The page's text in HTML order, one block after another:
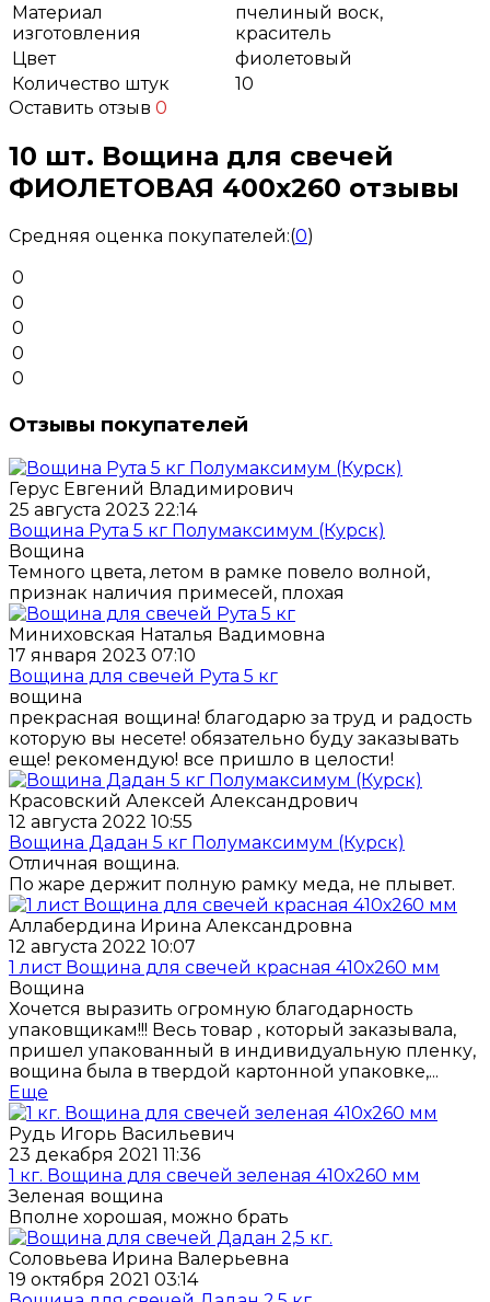
Материал
изготовления
пчелиный воск,
краситель
Цвет
фиолетовый
Количество штук
10
Оставить отзыв 0
10 шт. Вощина для свечей
ФИОЛЕТОВАЯ 400х260 отзывы
Средняя оценка покупателей:(0)
0
0
0
0
0
Отзывы покупателей
Герус Евгений Владимирович
25 августа 2023 22:14
Вощина Рута 5 кг Полумаксимум (Курск)
Вощина
Темного цвета, летом в рамке повело волной,
признак наличия примесей, плохая
Миниховская Наталья Вадимовна
17 января 2023 07:10
Вощина для свечей Рута 5 кг
вощина
прекрасная вощина! благодарю за труд и радость
которую вы несете! обязательно буду заказывать
еще! рекомендую! все пришло в целости!
Красовский Алексей Александрович
12 августа 2022 10:55
Вощина Дадан 5 кг Полумаксимум (Курск)
Отличная вощина.
По жаре держит полную рамку меда, не плывет.
Аллабердина Ирина Александровна
12 августа 2022 10:07
1 лист Вощина для свечей красная 410х260 мм
Вощина
Хочется выразить огромную благодарность
упаковщикам!!! Весь товар , который заказывала,
пришел упакованный в индивидуальную пленку,
вощина была в твердой картонной упаковке,...
Еще
Рудь Игорь Васильевич
23 декабря 2021 11:36
1 кг. Вощина для свечей зеленая 410х260 мм
Зеленая вощина
Вполне хорошая, можно брать
Соловьева Ирина Валерьевна
19 октября 2021 03:14